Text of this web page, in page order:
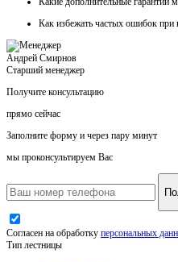
Как избежать частых ошибок при
Андрей Смирнов
Старший менеджер
Получите консультацию
прямо сейчас
Заполните форму и через пару минут
мы проконсультируем Вас
Согласен на обработку персональных
Тип лестницы